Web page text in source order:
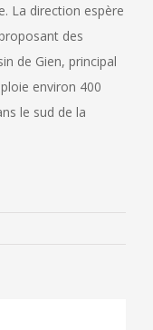
La direction espère
des
de Gien, principal
environ 400
le sud de la